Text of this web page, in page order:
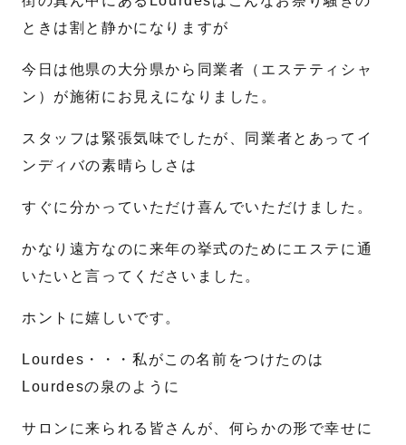
ときは割と静かになりますが
今日は他県の大分県から同業者（エステティシャ
ン）が施術にお見えになりました。
スタッフは緊張気味でしたが、同業者とあってイ
ンディバの素晴らしさは
すぐに分かっていただけ喜んでいただけました。
かなり遠方なのに来年の挙式のためにエステに通
いたいと言ってくださいました。
ホントに嬉しいです。
Lourdes・・・私がこの名前をつけたのは
Lourdesの泉のように
サロンに来られる皆さんが、何らかの形で幸せに
名前 *
名 姓
メール *
電話番号*
お問合せ内容